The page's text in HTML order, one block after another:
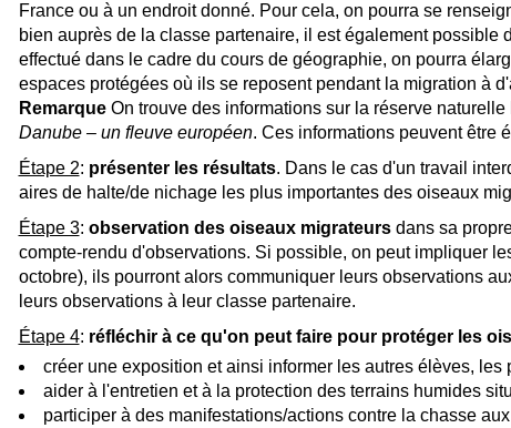
France ou à un endroit donné. Pour cela, on pourra se
bien auprès de la classe partenaire, il est également
effectué dans le cadre du cours de géographie, on pourra
espaces protégées où ils se reposent pendant la migration à
RemarqueOn trouve des informations sur la réserve naturelle
Danube – un fleuve européen. Ces informations peuvent être
Étape 2: présenter les résultats. Dans le cas d'un travail
aires de halte/de nichage les plus importantes des oiseaux
Étape 3: observation des oiseaux migrateursdans sa
compte-rendu d'observations. Si possible, on peut impliquer
octobre), ils pourront alors communiquer leurs observations
leurs observations à leur classe partenaire.
Étape 4: réfléchir à ce qu'on peut faire pour protéger les
créer une exposition et ainsi informer les autres élèves, les
aider à l'entretien et à la protection des terrains humides
participer à des manifestations/actions contre la chasse